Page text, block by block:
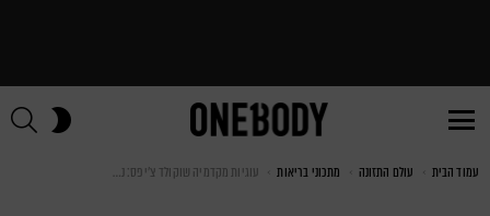
SKIN
You are here:
עמוד הבית עולם התזונה מתכוני בריאות עוגיות מקדמיה שוקולד צ’יפס: נשנוש אולטימטיבי ובריא